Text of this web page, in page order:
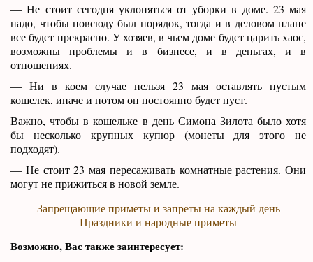
— Не стоит сегодня уклоняться от уборки в доме. 23 мая
надо, чтобы повсюду был порядок, тогда и в деловом плане
все будет прекрасно. У хозяев, в чьем доме будет царить хаос,
возможны проблемы и в бизнесе, и в деньгах, и в
отношениях.
— Ни в коем случае нельзя 23 мая оставлять пустым
кошелек, иначе и потом он постоянно будет пуст.
Важно, чтобы в кошельке в день Симона Зилота было хотя
бы несколько крупных купюр (монеты для этого не
подходят).
— Не стоит 23 мая пересаживать комнатные растения. Они
могут не прижиться в новой земле.
Запрещающие приметы и запреты на каждый день
Праздники и народные приметы
Возможно, Вас также заинтересует: